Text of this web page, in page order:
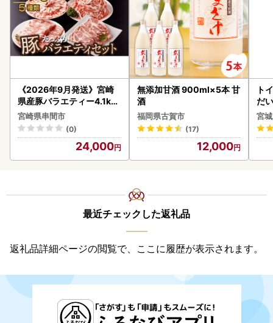
《2026年9月発送》宮崎
県産豚バラエティー4.1kg
セット_K033-057-2609
宮崎県串間市
(0)
24,000
無添加甘酒 900ml×5本 甘
酒
福岡県古賀市
(17)
12,000
ト
だ
6ロ
宮
最近チェックした返礼品
返礼品詳細ページの閲覧で、ここに履歴が表示されます。